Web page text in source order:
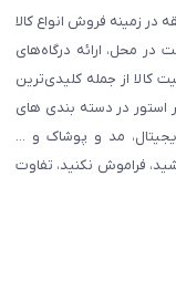
در زمینه فروش انواع کالا
در محل، ارائه درگاه‌های
کالا از جمله کلیدی‌ترین
استور در دسته بندی های
مد و پوشاک و ...
فراموش نکنید، تفاوت